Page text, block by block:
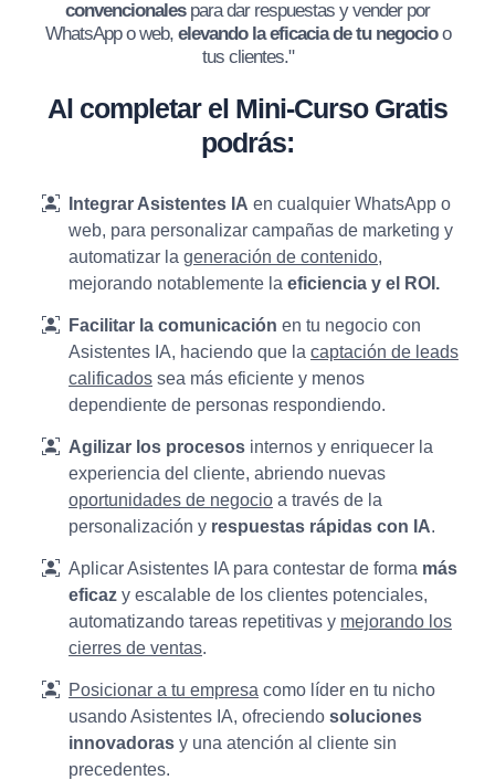
convencionalespara dar respuestas y vender por
WhatsApp o web, elevando la eficacia de tu negocioo
tus clientes."
Al completar el Mini-Curso Gratis
podrás:
Integrar Asistentes IA en cualquier WhatsApp o
web, para personalizar campañas de marketing y
automatizar la generación de contenido,
mejorando notablemente la eficiencia y el ROI.
Facilitar la comunicación en tu negocio con
Asistentes IA, haciendo que la captación de leads
calificados sea más eficiente y menos
dependiente de personas respondiendo.
Agilizar los procesos internos y enriquecer la
experiencia del cliente, abriendo nuevas
oportunidades de negocio a través de la
personalización y respuestas rápidas con IA.
Aplicar Asistentes IA para contestar de forma más
eficaz y escalable de los clientes potenciales,
automatizando tareas repetitivas y mejorando los
cierres de ventas.
Posicionar a tu empresa como líder en tu nicho
usando Asistentes IA, ofreciendo soluciones
innovadoras y una atención al cliente sin
precedentes.